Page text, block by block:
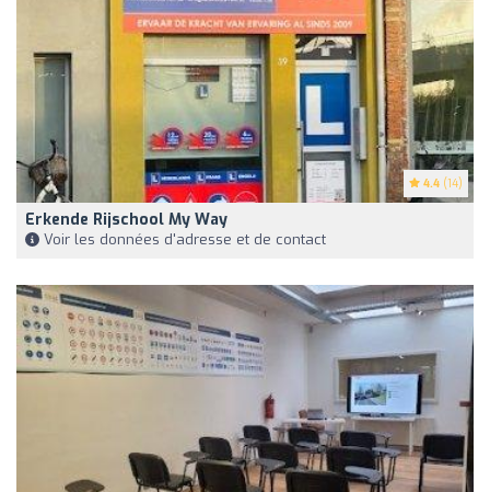
4.4 (14)
Erkende Rijschool My Way
Voir les données d'adresse et de contact